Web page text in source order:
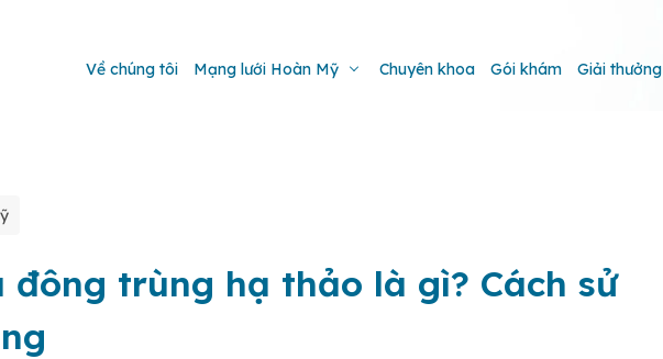
Về chúng tôi Mạng lưới Hoàn Mỹ Chuyên khoa Gói khám Giải thưởng
đông trùng hạ thảo là gì? Cách sử